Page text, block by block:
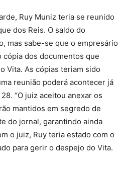
Ruy Muniz teria se reunido
dos Reis. O saldo do
mas sabe-se que o empresário
dos documentos que
Vita. As cópias teriam sido
reunião poderá acontecer já
“O juiz aceitou anexar os
mantidos em segredo de
do jornal, garantindo ainda
o juiz, Ruy teria estado com o
para gerir o despejo do Vita.